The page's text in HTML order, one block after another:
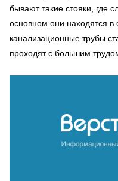
бывают такие стояки, где
основном они находятся в
канализационные трубы
проходят с большим